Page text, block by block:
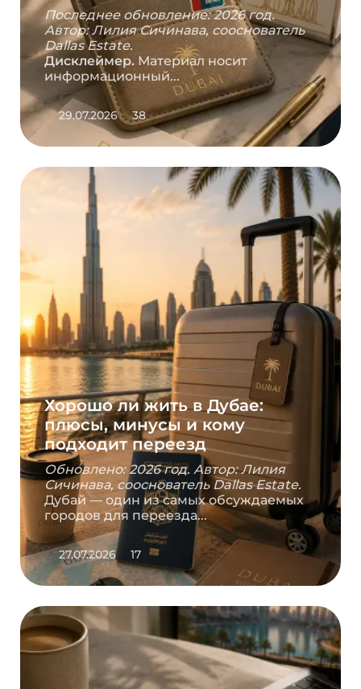
Последнее обновление: 2026 год.
Автор: Лилия Сичинава, сооснователь
Dallas Estate.
Дисклеймер. Материал носит
информационный...
29.07.2026 38
Хорошо ли жить в Дубае:
плюсы, минусы и кому
подходит переезд
Обновлено: 2026 год. Автор: Лилия
Сичинава, сооснователь Dallas Estate.
Дубай — один из самых обсуждаемых
городов для переезда...
27.07.2026 17